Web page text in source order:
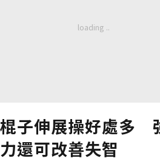
棍子伸展操好處多
力還可改善失智